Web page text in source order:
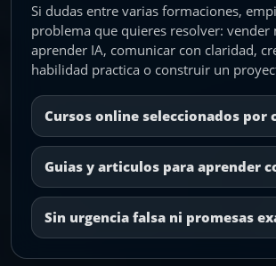
Si dudas entre varias formaciones,
problema que quieres resolver: vender
aprender IA, comunicar con claridad,
habilidad practica o construir un
Cursos online seleccionados por
Guias y articulos para aprender
Sin urgencia falsa ni promesas